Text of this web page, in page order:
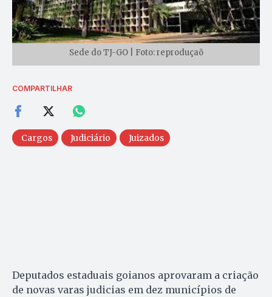
Sede do TJ-GO | Foto: reproduçaõ
COMPARTILHAR
Cargos Judiciário Juizados
Deputados estaduais goianos aprovaram a criação
de novas varas judicias em dez municípios de